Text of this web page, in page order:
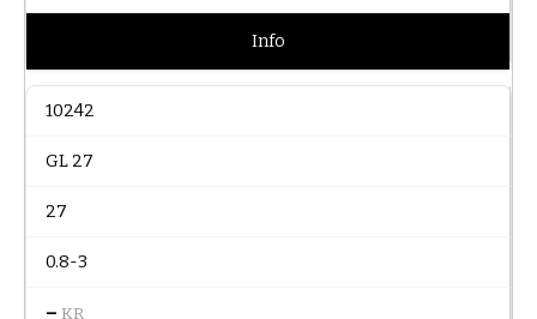
Info
10242
GL 27
27
0.8-3
– KR